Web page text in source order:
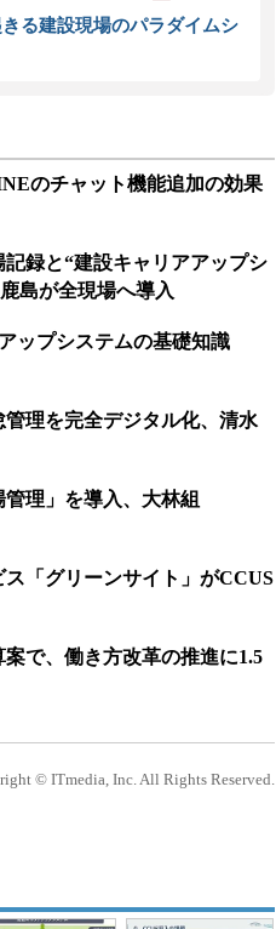
る建設現場のパラダイムシ
のチャット機能追加の効果
録と“建設キャリアアップシ
島が全現場へ導入
ップシステムの基礎知識
理を完全デジタル化、清水
理」を導入、大林組
「グリーンサイト」がCCUS
で、働き方改革の推進に1.5
© ITmedia, Inc. All Rights Reserved.